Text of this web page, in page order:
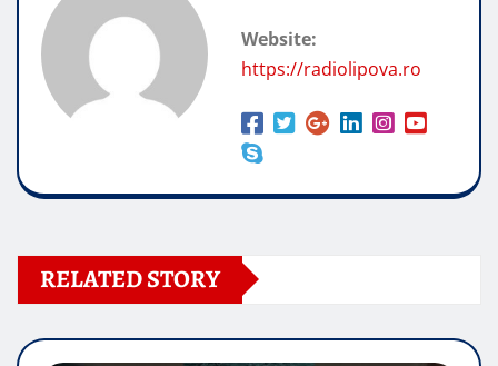
Website:
https://radiolipova.ro
RELATED STORY